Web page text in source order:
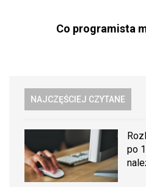
Co programista
NAJCZĘŚCIEJ CZYTANE
po